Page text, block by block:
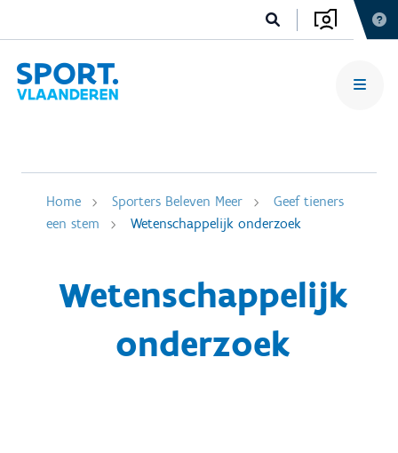
Home Sporters Beleven Meer
Geef tieners
een stem
Wetenschappelijk onderzoek
Wetenschappelijk
onderzoek